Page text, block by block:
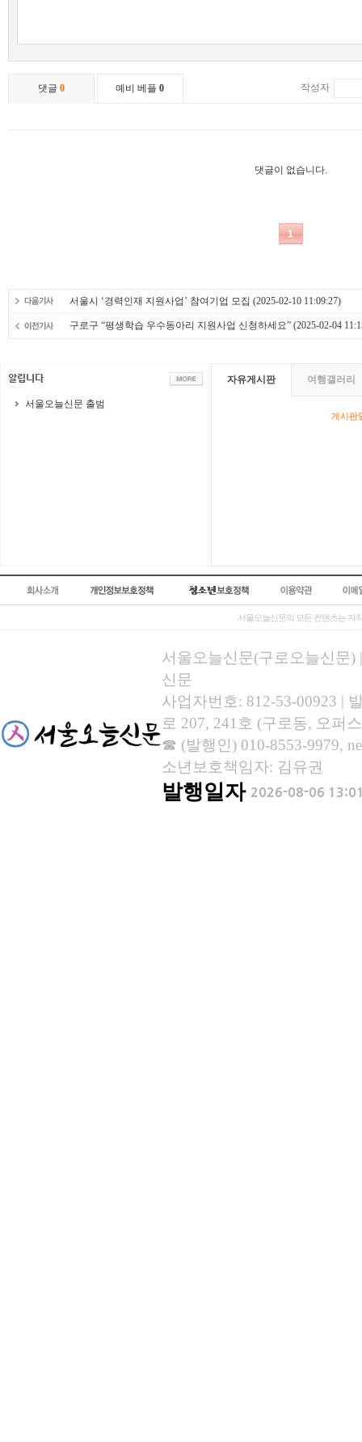
서울시 ‘경력인재 지원사업’ 참여기업 모집 (2025-02-10 11:09:27)
구로구 “평생학습 우수동아리 지원사업 신청하세요” (2025-02-04
서울오늘신문 출범
자유게시판 여행갤러리
게시판
서울오늘신문의 모든 컨텐츠는 저
서울오늘신문(구로오늘신문)
신문
사업자번호: 812-53-00923 |
로 207, 241호 (구로동, 오퍼
☎ (발행인) 010-8553-9979,
소년보호책임자: 김유권
발행일자